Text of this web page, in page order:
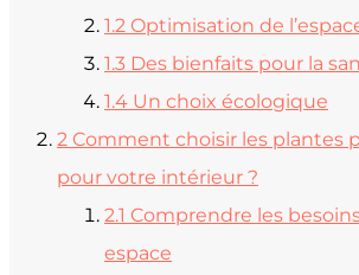
1.2 Optimisation de
1.3 Des bienfaits pour la
1.4 Un choix écologique
2 Comment choisir les plantes
pour votre intérieur ?
2.1 Comprendre les
espace